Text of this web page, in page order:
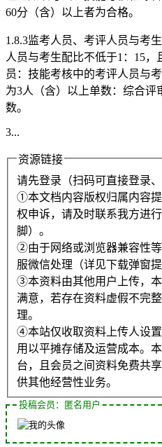
60分（含）以上者为合格。
1.8.3监考人员、考评人员与考
人员与考生配比不低于1：15
员：技能考核中的考评人员与
为3人（含）以上单数：综合评
数。
3...
资源链接
请先登录（扫码可直接登录、
①本文档内容版权归属内容
权申诉，请及时联系我方进
脚）。
②由于网络或浏览器兼容性
服微信处理（详见下载弹窗
③本资料由其他用户上传，
满意，若存在资料虚假不完
理。
④本站仅收取资料上传人设置
用以平摊存储及运营成本。
台，且会员之间资料免费共
供其他经营性业务。
投稿会员：匿名用户